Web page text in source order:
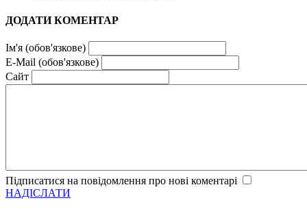
ДОДАТИ КОМЕНТАР
Ім'я (обов'язкове)
E-Mail (обов'язкове)
Сайт
Підписатися на повідомлення про нові коментарі
НАДІСЛАТИ